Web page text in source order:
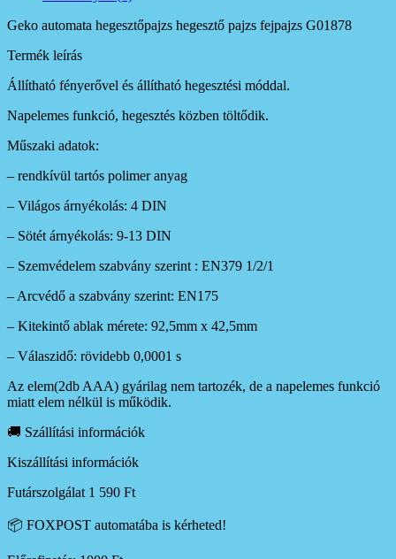
Geko automata hegesztőpajzs hegesztő pajzs fejpajzs G01878
Termék leírás
Állítható fényerővel és állítható hegesztési móddal.
Napelemes funkció, hegesztés közben töltődik.
Műszaki adatok:
– rendkívül tartós polimer anyag
– Világos árnyékolás: 4 DIN
– Sötét árnyékolás: 9-13 DIN
– Szemvédelem szabvány szerint : EN379 1/2/1
– Arcvédő a szabvány szerint: EN175
– Kitekintő ablak mérete: 92,5mm x 42,5mm
– Válaszidő: rövidebb 0,0001 s
Az elem(2db AAA) gyárilag nem tartozék, de a napelemes funkció
miatt elem nélkül is működik.
🚚 Szállítási információk
Kiszállítási információk
Futárszolgálat 1 590 Ft
📦 FOXPOST automatába is kérheted!